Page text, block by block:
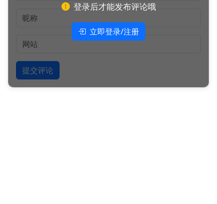
登录后才能发布评论哦
立即登录/注册
提交评论